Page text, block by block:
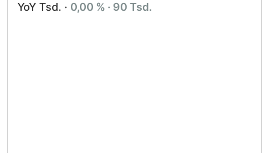
YoY Tsd. · 0,00 % · 90 Tsd.